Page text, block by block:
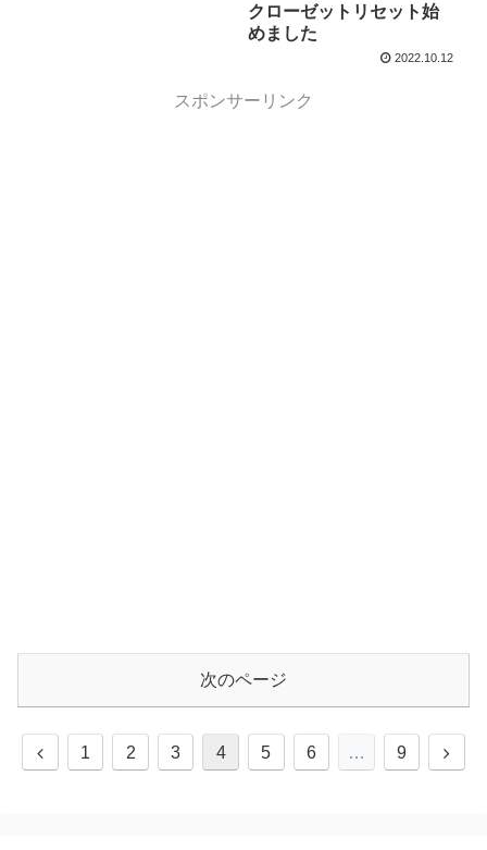
クローゼットリセット始
めました
2022.10.12
スポンサーリンク
次のページ
1 2 3 4 5 6 … 9